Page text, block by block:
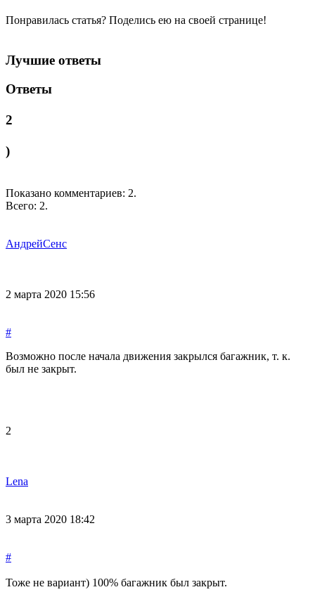
Понравилась статья? Поделись ею на своей странице!
Лучшие ответы
Ответы
2
)
Показано комментариев: 2.
Всего: 2.
АндрейСенс
2 марта 2020 15:56
#
Возможно после начала движения закрылся багажник, т. к.
был не закрыт.
2
Lena
3 марта 2020 18:42
#
Тоже не вариант) 100% багажник был закрыт.